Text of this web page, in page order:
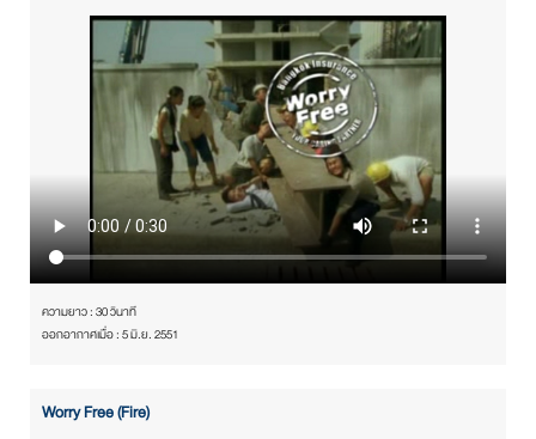
ความยาว : 30 วินาที
ออกอากาศเมื่อ : 5 มิ.ย. 2551
Worry Free (Fire)